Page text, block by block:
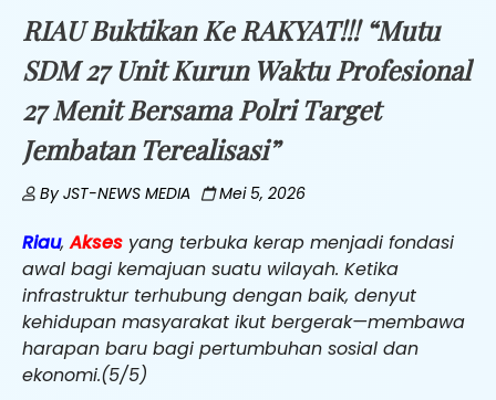
RIAU Buktikan Ke RAKYAT!!! “Mutu
SDM 27 Unit Kurun Waktu Profesional
27 Menit Bersama Polri Target
Jembatan Terealisasi”
ByJST-NEWS MEDIA Mei 5, 2026
Riau,Akses yang terbuka kerap menjadi fondasi
awal bagi kemajuan suatu wilayah. Ketika
infrastruktur terhubung dengan baik, denyut
kehidupan masyarakat ikut bergerak—membawa
harapan baru bagi pertumbuhan sosial dan
ekonomi.(5/5)